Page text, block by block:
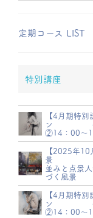
定期コース LIST
特別講座
【4月期特
ン 6／18
②14：00～
【2025年
景 ①2025
並みと点景
づく風景
【4月期特
ン 6／19
②14：00～